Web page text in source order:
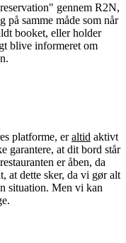
gennem R2N,
på samme måde som når
booket, eller holder
blive informeret om
platforme, eraltid aktivt
garantere, at dit bord står
er åben, da
at dette sker, da vi gør alt
situation. Men vi kan